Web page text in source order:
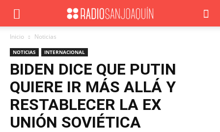
Inicio Noticias
NOTICIAS INTERNACIONAL
BIDEN DICE QUE PUTIN
QUIERE IR MÁS ALLÁ Y
RESTABLECER LA EX
UNIÓN SOVIÉTICA